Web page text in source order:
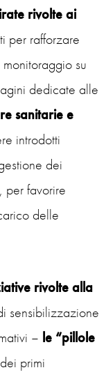
rivolte ai
per rafforzare
su
dedicate alle
sanitarie e
introdotti
dei
per favorire
delle
rivolte alla
sensibilizzazione
– le “pillole
primi